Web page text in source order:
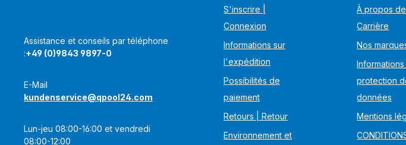
Assistance et conseils par téléphone
:+49 (0)9843 9897-0
E-Mail
kundenservice@qpool24.com
Lun-jeu 08:00-16:00 et vendredi
08:00-12:00
S'inscrire |
Connexion
Informations sur
l'expédition
Possibilités de
paiement
Retours | Retour
Environnement et
À propos
Carrière
Nos
Informations
protection
données
Mentions